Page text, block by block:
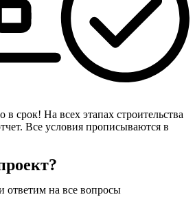
срок! На всех этапах строительства
Все условия прописываются в
на все вопросы